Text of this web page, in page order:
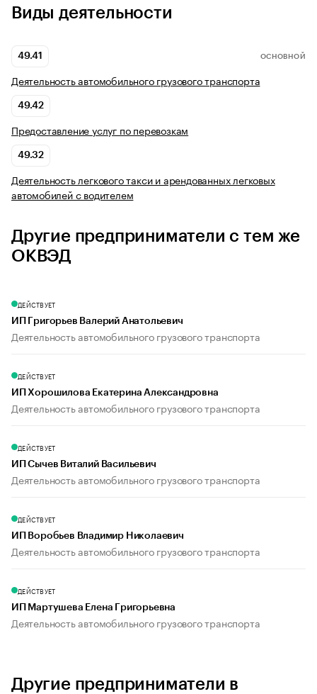
Виды деятельности
49.41 ОСНОВНОЙ
Деятельность автомобильного грузового транспорта
49.42
Предоставление услуг по перевозкам
49.32
Деятельность легкового такси и арендованных легковых
автомобилей с водителем
Другие предприниматели с тем же
ОКВЭД
ДЕЙСТВУЕТ
ИП Григорьев Валерий Анатольевич
Деятельность автомобильного грузового транспорта
ДЕЙСТВУЕТ
ИП Хорошилова Екатерина Александровна
Деятельность автомобильного грузового транспорта
ДЕЙСТВУЕТ
ИП Сычев Виталий Васильевич
Деятельность автомобильного грузового транспорта
ДЕЙСТВУЕТ
ИП Воробьев Владимир Николаевич
Деятельность автомобильного грузового транспорта
ДЕЙСТВУЕТ
ИП Мартушева Елена Григорьевна
Деятельность автомобильного грузового транспорта
Другие предприниматели в